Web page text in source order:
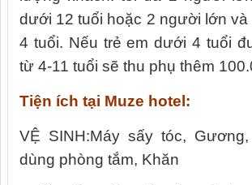
dưới 12 tuổi hoặc 2 người lớn và
4 tuổi. Nếu trẻ em dưới 4 tuổi
từ 4-11 tuổi sẽ thu phụ thêm
Tiện ích tại Muze hotel:
VỆ SINH:Máy sấy tóc,
dùng phòng tắm, Khăn